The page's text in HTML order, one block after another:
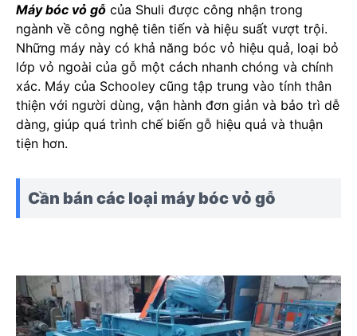
Máy bóc vỏ gỗ của Shuli được công nhận trong
ngành về công nghệ tiên tiến và hiệu suất vượt trội.
Những máy này có khả năng bóc vỏ hiệu quả, loại bỏ
lớp vỏ ngoài của gỗ một cách nhanh chóng và chính
xác. Máy của Schooley cũng tập trung vào tính thân
thiện với người dùng, vận hành đơn giản và bảo trì dễ
dàng, giúp quá trình chế biến gỗ hiệu quả và thuận
tiện hơn.
Cần bán các loại máy bóc vỏ gỗ